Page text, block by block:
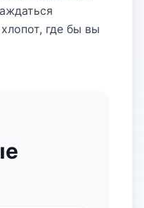
где бы вы